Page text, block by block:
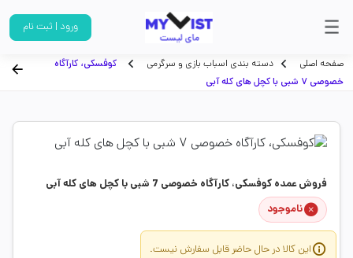
ورود | ثبت نام
صفحه اصلی دسته بندی اسباب بازی و سرگرمی
کوفسکی، کارآگاه
خصوصی 7 شبی با کچل های کله آبی
فروش عمده کوفسکی، کارآگاه خصوصی 7 شبی با کچل های کله آبی
ناموجود
این کالا در حال حاضر قابل سفارش نیست.